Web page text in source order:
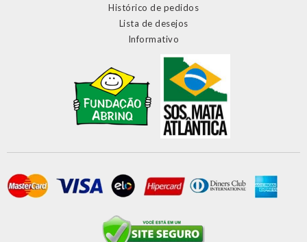
Histórico de pedidos
Lista de desejos
Informativo